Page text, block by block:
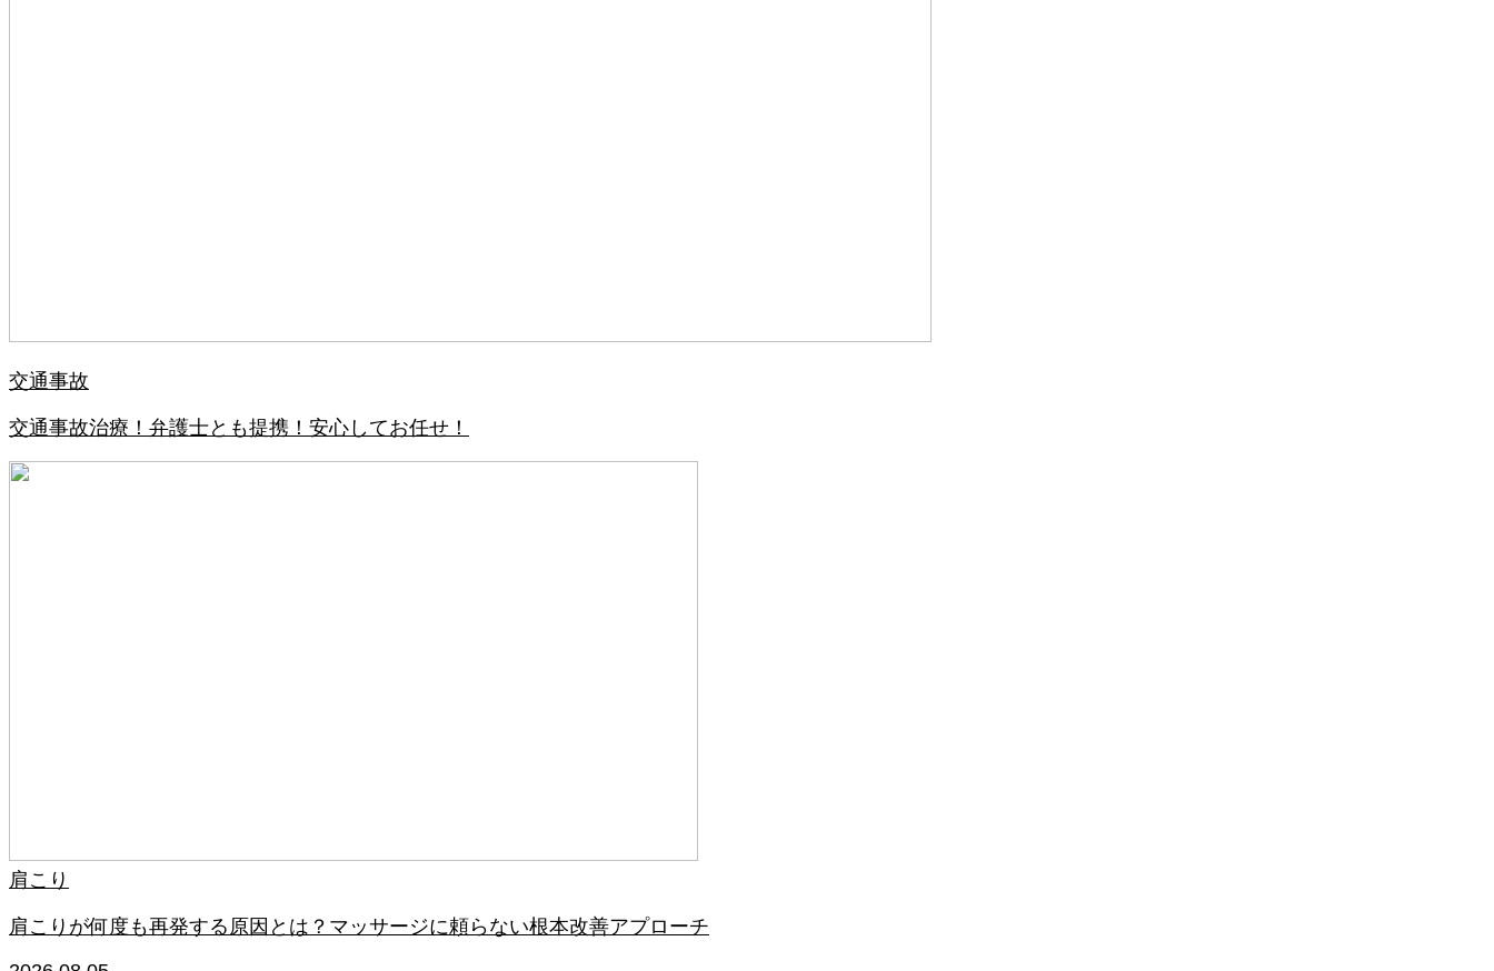
交通事故
交通事故治療！弁護士とも提携！安心してお任せ！
肩こり
肩こりが何度も再発する原因とは？マッサージに頼らない根本改善アプローチ